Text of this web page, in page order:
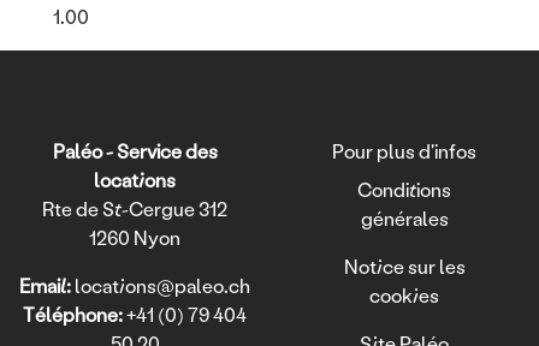
Coefficient Value
1.00
TextePaléo - Service des
locations
Rte de St-Cergue 312
1260 Nyon
Email: locations@paleo.ch
Téléphone:+41 (0) 79 404
Pour plus d'infos
Conditions
générales
Notice sur les
cookies